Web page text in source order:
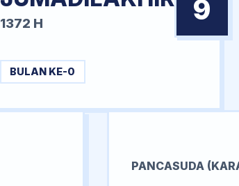
1372 H 9
BULAN KE-0
PANCASUDA